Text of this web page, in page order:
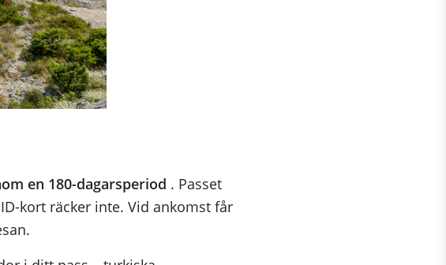
en 180-dagarsperiod . Passet
kort räcker inte. Vid ankomst får